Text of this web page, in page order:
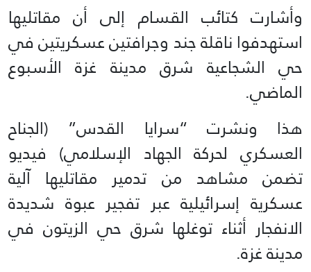
وأشارت كتائب القسام إلى أن مقاتليها
استهدفوا ناقلة جند وجرافتين عسكريتين في
حي الشجاعية شرق مدينة غزة الأسبوع
الماضي.
هذا ونشرت “سرايا القدس” (الجناح
العسكري لحركة الجهاد الإسلامي) فيديو
تضمن مشاهد من تدمير مقاتليها آلية
عسكرية إسرائيلية عبر تفجير عبوة شديدة
الانفجار أثناء توغلها شرق حي الزيتون في
مدينة غزة.